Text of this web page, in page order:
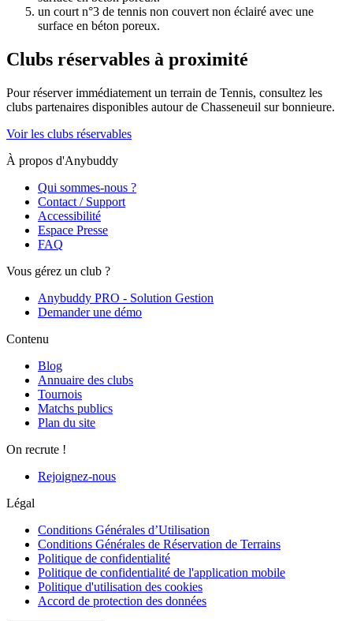
un court n°3 de tennis non couvert non éclairé avec une
surface en béton poreux.
Clubs réservables à proximité
Pour réserver immédiatement un terrain de Tennis, consultez les
clubs partenaires disponibles autour de Chasseneuil sur bonnieure.
Voir les clubs réservables
À propos d'Anybuddy
Qui sommes-nous ?
Contact / Support
Accessibilité
Espace Presse
FAQ
Vous gérez un club ?
Anybuddy PRO - Solution Gestion
Demander une démo
Contenu
Blog
Annuaire des clubs
Tournois
Matchs publics
Plan du site
On recrute !
Rejoignez-nous
Légal
Conditions Générales d’Utilisation
Conditions Générales de Réservation de Terrains
Politique de confidentialité
Politique de confidentialité de l'application mobile
Politique d'utilisation des cookies
Accord de protection des données